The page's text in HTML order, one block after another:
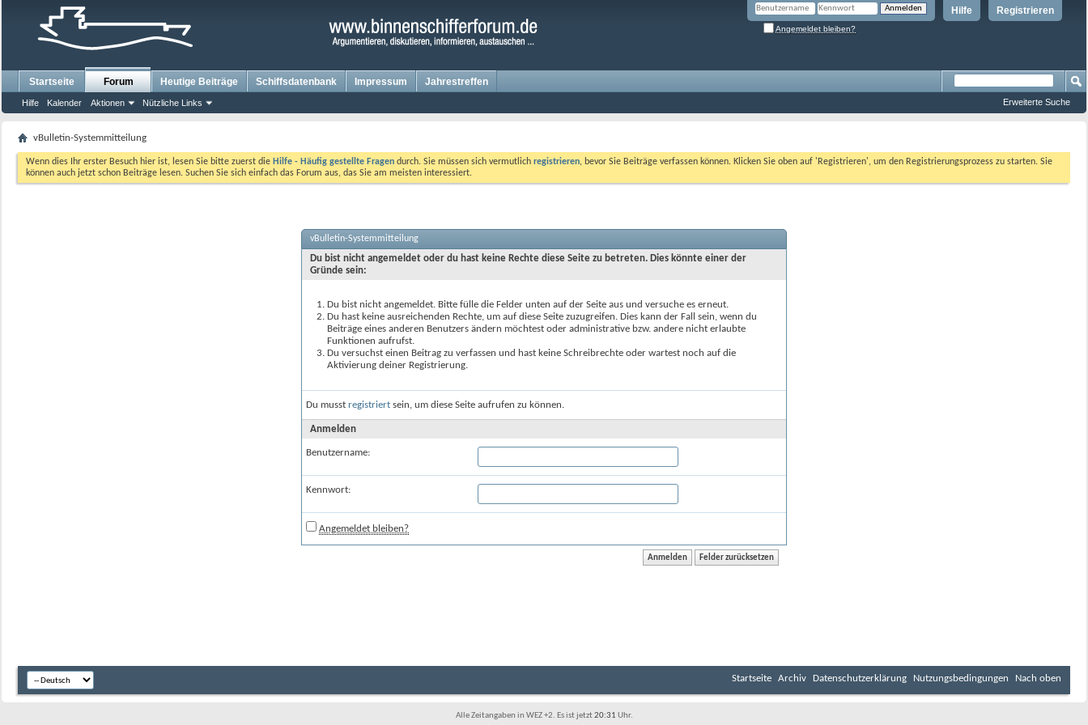
Registrieren
Hilfe
Angemeldet bleiben?
Startseite Forum
Hilfe Kalender Aktionen Nützliche Links
Heutige Beiträge Schiffsdatenbank Impressum Jahrestreffen
Erweiterte Suche
vBulletin-Systemmitteilung
Wenn dies Ihr erster Besuch hier ist, lesen Sie bitte zuerst die Hilfe - Häufig gestellte Fragen durch. Sie müssen sich vermutlich registrieren, bevor Sie Beiträge verfassen können. Klicken Sie oben auf 'Registrieren', um den Registrierungsprozess zu starten. Sie
können auch jetzt schon Beiträge lesen. Suchen Sie sich einfach das Forum aus, das Sie am meisten interessiert.
vBulletin-Systemmitteilung
Du bist nicht angemeldet oder du hast keine Rechte diese Seite zu betreten. Dies könnte einer der
Gründe sein:
Du bist nicht angemeldet. Bitte fülle die Felder unten auf der Seite aus und versuche es erneut.
Du hast keine ausreichenden Rechte, um auf diese Seite zuzugreifen. Dies kann der Fall sein, wenn du
Beiträge eines anderen Benutzers ändern möchtest oder administrative bzw. andere nicht erlaubte
Funktionen aufrufst.
Du versuchst einen Beitrag zu verfassen und hast keine Schreibrechte oder wartest noch auf die
Aktivierung deiner Registrierung.
Du musst registriert sein, um diese Seite aufrufen zu können.
Anmelden
Benutzername:
Kennwort:
Angemeldet bleiben?
Startseite Archiv Datenschutzerklärung Nutzungsbedingungen Nach oben
Alle Zeitangaben in WEZ +2. Es ist jetzt20:31 Uhr.